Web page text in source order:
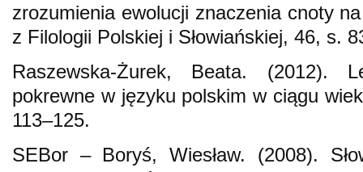
zrozumienia ewolucji znaczenia cnoty
z Filologii Polskiej i Słowiańskiej, 46, s.
Raszewska-Żurek, Beata. (2012).
pokrewne w języku polskim w ciągu
113–125.
SEBor – Boryś, Wiesław. (2008).